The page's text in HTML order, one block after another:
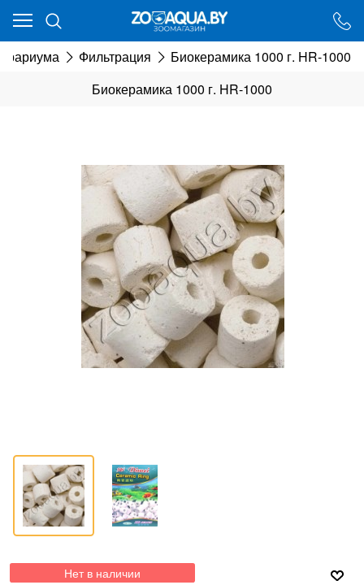
Фильтрация
Биокерамика 1000 г. HR-1000
Биокерамика 1000 г. HR-1000
Нет в наличии
Ваш город - Минск,
ДА НЕТ